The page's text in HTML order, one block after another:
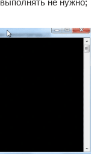
не нужно;